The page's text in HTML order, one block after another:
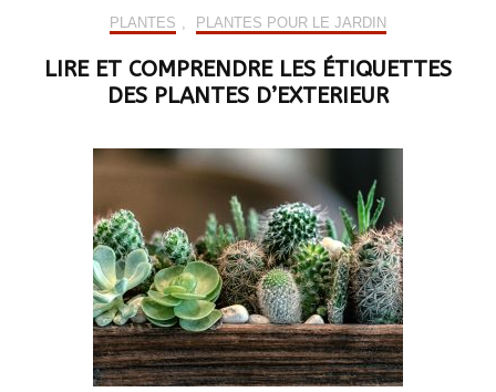
PLANTES PLANTES POUR LE JARDIN
LIRE ET COMPRENDRE LES ÉTIQUETTES
DES PLANTES D’EXTERIEUR